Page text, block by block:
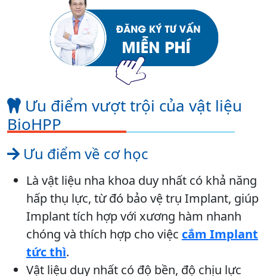
Ưu điểm vượt trội của vật liệu
BioHPP
Ưu điểm về cơ học
Là vật liệu nha khoa duy nhất có khả năng
hấp thụ lực, từ đó bảo vệ trụ Implant, giúp
Implant tích hợp với xương hàm nhanh
chóng và thích hợp cho việc cắm Implant
tức thì.
Vật liệu duy nhất có độ bền, độ chịu lực